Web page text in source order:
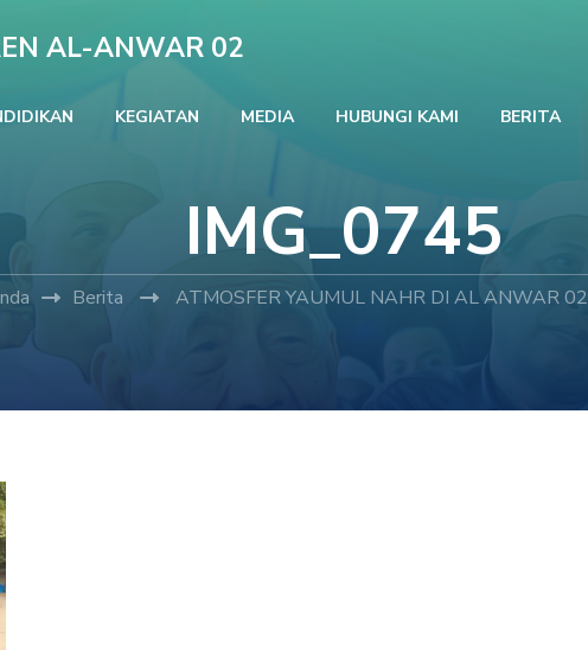
AL-ANWAR 02
KEGIATAN MEDIA HUBUNGI KAMI BERITA
IMG_0745
Berita ATMOSFER YAUMUL NAHR DI AL ANWAR 02